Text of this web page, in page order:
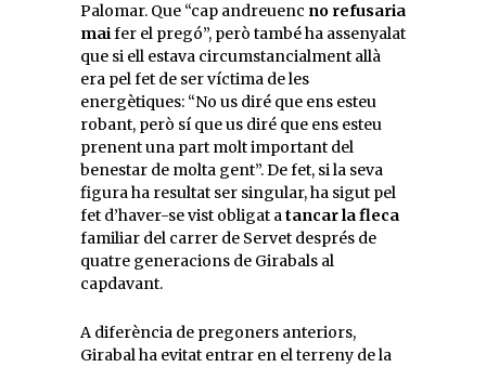
Palomar. Que “cap andreuenc no refusaria
maifer el pregó”, però també ha assenyalat
que si ell estava circumstancialment allà
era pel fet de ser víctima de les
energètiques: “No us diré que ens esteu
robant, però sí que us diré que ens esteu
prenent una part molt important del
benestar de molta gent”. De fet, si la seva
figura ha resultat ser singular, ha sigut pel
fet d’haver-se vist obligat atancar la fleca
familiar del carrer de Servet després de
quatre generacions de Girabals al
capdavant.
A diferència de pregoners anteriors,
Girabal ha evitat entrar en el terreny de la